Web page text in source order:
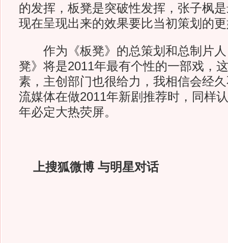
的发挥，板凳是突破性发挥，张子枫
现在呈现出来的效果要比当初策划的更
作为《板凳》的总策划和总制片人
凳》将是2011年最有个性的一部戏，
素，主创部门也很给力，我相信会经
流媒体在做2011年新剧推荐时，同样
年必定大热荧屏。
上搜狐微博 与明星对话